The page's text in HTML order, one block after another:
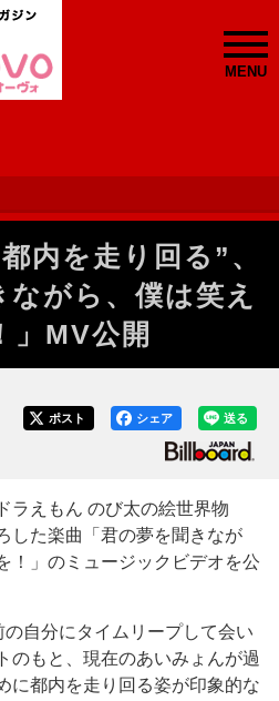
MENU
内を走り回る”、
ながら、僕は笑え
」MV公開
送る
シェア
ポスト
えもん のび太の絵世界物
した楽曲「君の夢を聞きなが
！」のミュージックビデオを公
自分にタイムリープして会い
のもと、現在のあいみょんが過
に都内を走り回る姿が印象的な